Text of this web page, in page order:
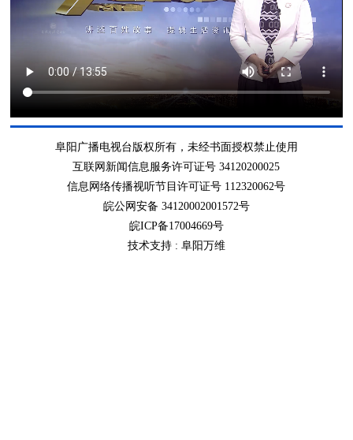
阜阳广播电视台版权所有，未经书面授权禁止使用
互联网新闻信息服务许可证号 34120200025
信息网络传播视听节目许可证号 112320062号
皖公网安备 34120002001572号
皖ICP备17004669号
技术支持 : 阜阳万维